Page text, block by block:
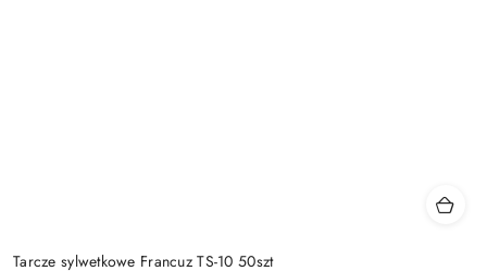
Tarcze sylwetkowe Francuz TS-10 50szt